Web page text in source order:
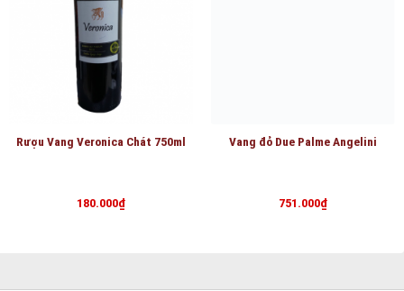
Rượu Vang Veronica Chát 750ml
180.000₫
Vang đỏ Due Palme Angelini
751.000₫